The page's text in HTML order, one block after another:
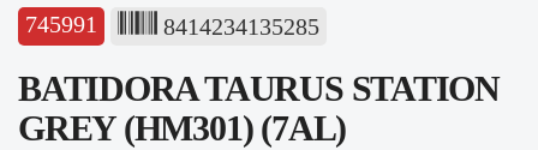
745991 8414234135285
BATIDORA TAURUS STATION
GREY (HM301) (7AL)